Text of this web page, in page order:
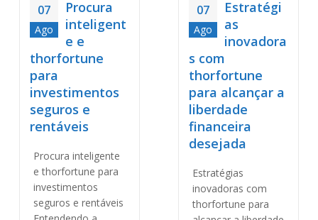
07
Ago
Procura
inteligent
e e
thorfortune
para
investimentos
seguros e
rentáveis
Procura inteligente
e thorfortune para
investimentos
seguros e rentáveis
07
Ago
Estratégi
as
inovadora
s com
thorfortune
para alcançar a
liberdade
financeira
desejada
Estratégias
inovadoras com
thorfortune para